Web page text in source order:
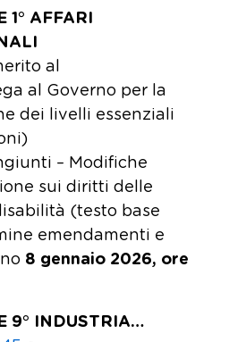
1° AFFARI
al
al Governo per la
dei livelli essenziali
– Modifiche
sui diritti delle
(testo base
emendamenti e
8 gennaio 2026, ore
9° INDUSTRIA…